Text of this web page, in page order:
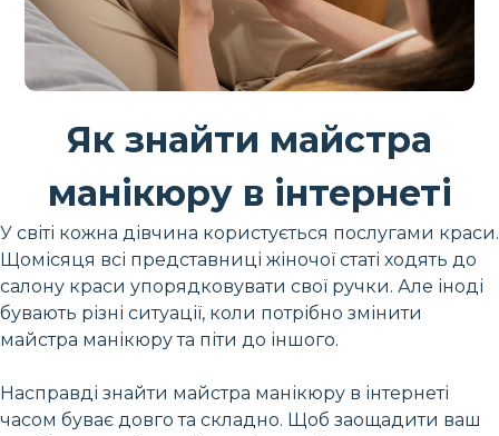
Як знайти майстра
манікюру в інтернеті
У світі кожна дівчина користується послугами краси.
Щомісяця всі представниці жіночої статі ходять до
салону краси упорядковувати свої ручки. Але іноді
бувають різні ситуації, коли потрібно змінити
майстра манікюру та піти до іншого.
Насправді знайти майстра манікюру в інтернеті
часом буває довго та складно. Щоб заощадити ваш